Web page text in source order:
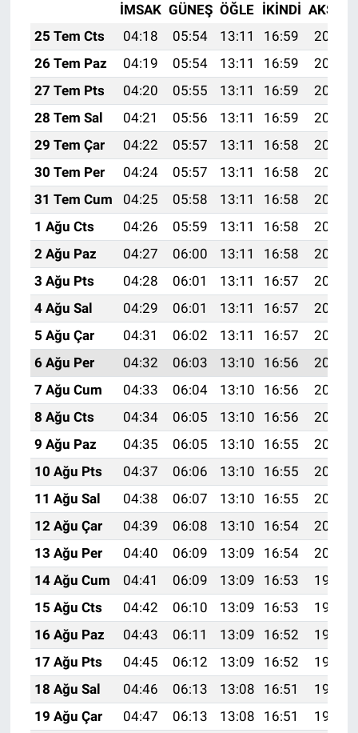
İMSAK GÜNEŞ ÖĞLE İKINDI AKŞAM
25 Tem Cts
04:18 05:54 13:11 16:59
20:19
26 Tem Paz
04:19 05:54 13:11 16:59
20:18
27 Tem Pts
04:20 05:55 13:11 16:59
20:17
28 Tem Sal
04:21 05:56 13:11 16:59
20:16
29 Tem Çar
04:22 05:57 13:11 16:58
20:15
30 Tem Per
04:24 05:57 13:11 16:58
20:15
31 Tem Cum
04:25 05:58 13:11 16:58
20:14
1 Ağu Cts
04:26 05:59 13:11 16:58
20:13
2 Ağu Paz
04:27 06:00 13:11 16:58
20:12
3 Ağu Pts
04:28 06:01 13:11 16:57
20:11
4 Ağu Sal
04:29 06:01 13:11 16:57
20:10
5 Ağu Çar
04:31 06:02 13:11 16:57
20:09
6 Ağu Per
04:32 06:03 13:10 16:56
20:08
7 Ağu Cum
04:33 06:04 13:10 16:56
20:07
8 Ağu Cts
04:34 06:05 13:10 16:56
20:06
9 Ağu Paz
04:35 06:05 13:10 16:55
20:05
10 Ağu Pts
04:37 06:06 13:10 16:55
20:04
11 Ağu Sal
04:38 06:07 13:10 16:55
20:03
12 Ağu Çar
04:39 06:08 13:10 16:54
20:01
13 Ağu Per
04:40 06:09 13:09 16:54
20:00
14 Ağu Cum
04:41 06:09 13:09 16:53
19:59
15 Ağu Cts
04:42 06:10 13:09 16:53
19:58
16 Ağu Paz
04:43 06:11 13:09 16:52
19:57
17 Ağu Pts
04:45 06:12 13:09 16:52
19:56
18 Ağu Sal
04:46 06:13 13:08 16:51
19:54
19 Ağu Çar
04:47 06:13 13:08 16:51
19:53